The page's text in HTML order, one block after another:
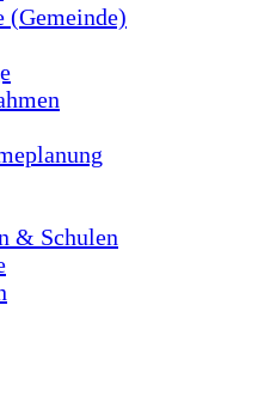
(Gemeinde)
& Schulen